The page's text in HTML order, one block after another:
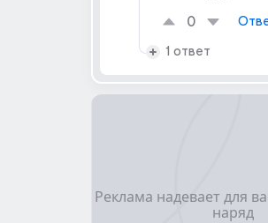
0
1 ответ